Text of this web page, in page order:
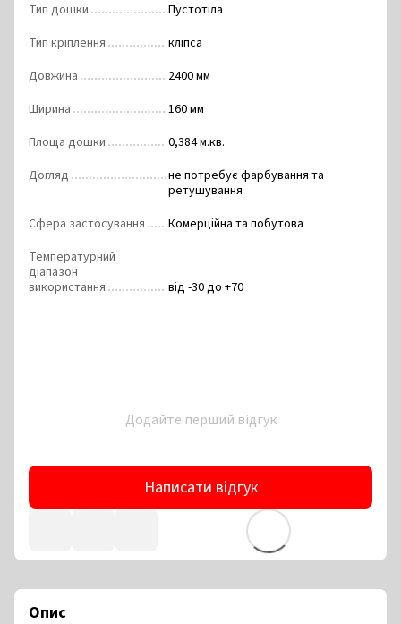
Тип дошки
Пустотіла
Тип кріплення
кліпса
Довжина
2400 мм
Ширина
160 мм
Площа дошки
0,384 м.кв.
Догляд
не потребує фарбування та
ретушування
Сфера застосування
Комерційна та побутова
Температурний
діапазон
використання
від -30 до +70
Додайте перший відгук
Написати відгук
Опис